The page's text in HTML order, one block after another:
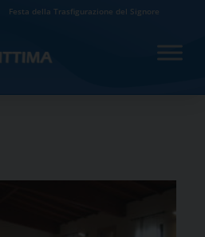
Festa della Trasfigurazione del Signore